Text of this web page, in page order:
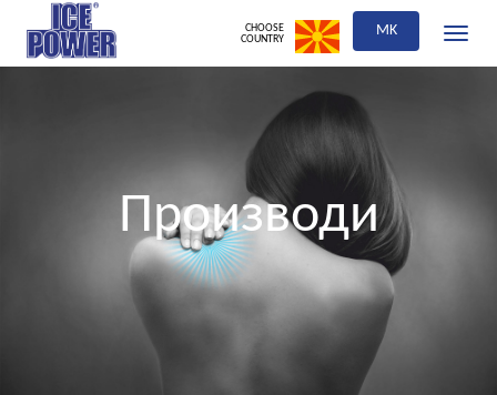
CHOOSE
COUNTRY
MK
Toggle
Производи